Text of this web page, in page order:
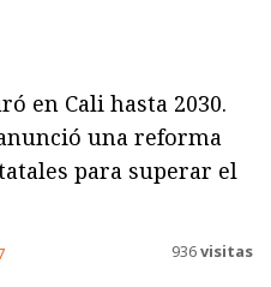
en Cali hasta 2030.
una reforma
para superar el
936visitas